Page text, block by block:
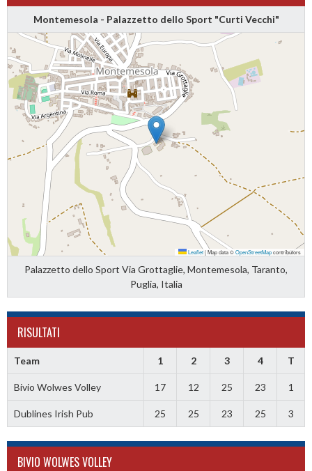
Montemesola - Palazzetto dello Sport "Curti Vecchi"
Leaflet|Map data ©OpenStreetMapcontributors
Palazzetto dello Sport Via Grottaglie, Montemesola, Taranto,
Puglia, Italia
RISULTATI
Team 1 2 3 4 T
Bivio Wolwes Volley 17 12 25 23 1
Dublines Irish Pub 25 25 23 25 3
BIVIO WOLWES VOLLEY